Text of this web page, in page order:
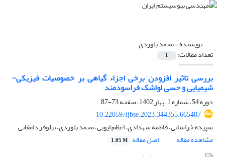
نویسنده =محمد بلوردی
تعداد مقالات: 1
بررسی تاثیر افزودن برخی اجزاء گیاهی بر خصوصیات فیزیکی-
شیمیایی و حسی لواشک فراسودمند
دوره 54، شماره 1، بهار 1402، صفحه
73-87
10.22059/ijbse.2023.344355.665487
سپیده خراسانی، فاطمه شهدادی، اعظم ایوبی، محمد بلوردی، نیلوفر دامغانی
مشاهده مقاله
اصل مقاله 1.05 M